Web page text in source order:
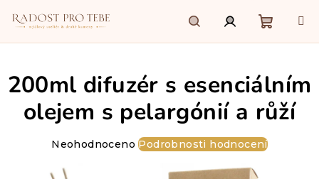
HledatPřihlášení
košík
200ml difuzér s esenciálním
olejem s pelargónií a růží
Průměrné
produktu
Neohodnoceno Podrobnosti hodnocení